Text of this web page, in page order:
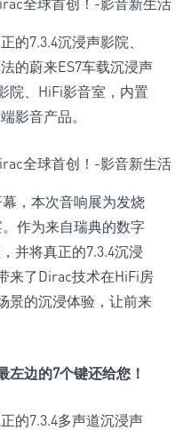
的7.3.4沉浸声影院、
的蔚来ES7车载沉浸声
院、HiFi影音室，内置
影音产品。
，本次音响展为发烧
作为来自瑞典的数字
并将真正的7.3.4沉浸
来了Dirac技术在HiFi房
景的沉浸体验，让前来
左边的7个键还给您！
的7.3.4多声道沉浸声